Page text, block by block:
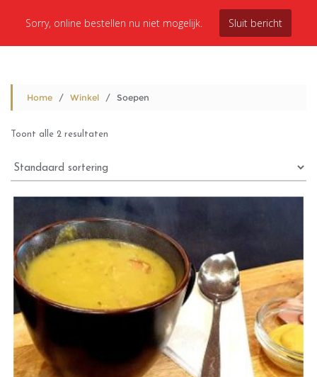
Home / Winkel / Soepen
Toont alle 2 resultaten
Sorry, online bestellen nu niet mogelijk. Sluit bericht